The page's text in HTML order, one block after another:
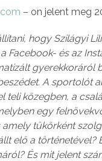
– on jelent meg
hogy Szilágyi
Facebook- és az
gyerekkoráról
A sportolót
teli közegben, a
egy
amely tükörként
elő a történetével?
És mit jelent